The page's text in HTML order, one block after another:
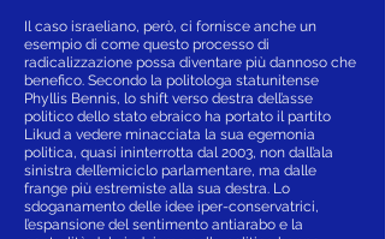
Il caso israeliano, però, ci fornisce anche un
esempio di come questo processo di
radicalizzazione possa diventare più dannoso che
benefico. Secondo la politologa statunitense
Phyllis Bennis, lo shift verso destra dell’asse
politico dello stato ebraico ha portato il partito
Likud a vedere minacciata la sua egemonia
politica, quasi ininterrotta dal 2003, non dall’ala
sinistra dell’emiciclo parlamentare, ma dalle
frange più estremiste alla sua destra. Lo
sdoganamento delle idee iper-conservatrici,
l’espansione del sentimento antiarabo e la